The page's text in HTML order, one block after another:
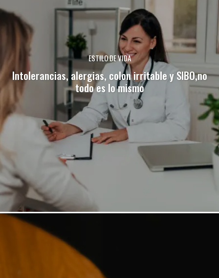
ESTILO DE VIDA
Intolerancias, alergias, colon irritable y SIBO,no
todo es lo mismo